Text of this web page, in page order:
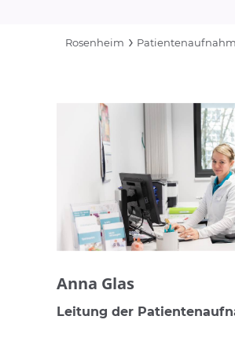
Rosenheim
Anna Glas
Leitung der